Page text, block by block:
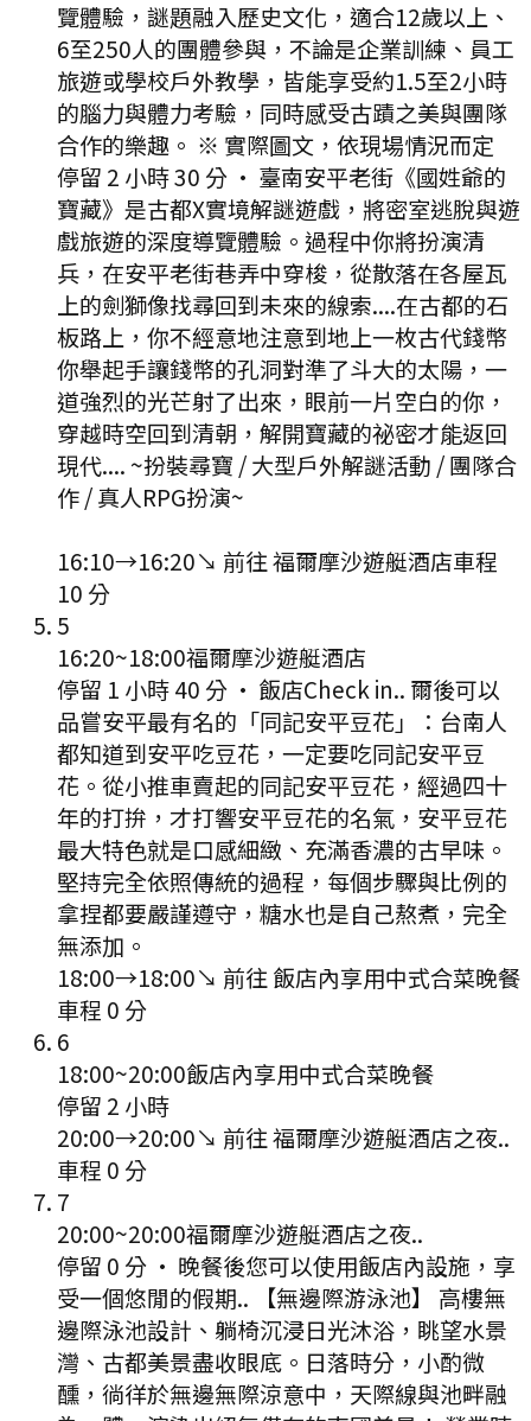
覽體驗，謎題融入歷史文化，適合12歲以上、
6至250人的團體參與，不論是企業訓練、員工
旅遊或學校戶外教學，皆能享受約1.5至2小時
的腦力與體力考驗，同時感受古蹟之美與團隊
合作的樂趣。 ※ 實際圖文，依現場情況而定
停留 2 小時 30 分 · 臺南安平老街《國姓爺的
寶藏》是古都X實境解謎遊戲，將密室逃脫與遊
戲旅遊的深度導覽體驗。過程中你將扮演清
兵，在安平老街巷弄中穿梭，從散落在各屋瓦
上的劍獅像找尋回到未來的線索....在古都的石
板路上，你不經意地注意到地上一枚古代錢幣
你舉起手讓錢幣的孔洞對準了斗大的太陽，一
道強烈的光芒射了出來，眼前一片空白的你，
穿越時空回到清朝，解開寶藏的祕密才能返回
現代.... ~扮裝尋寶 / 大型戶外解謎活動 / 團隊合
作 / 真人RPG扮演~
16:10→16:20↘ 前往福爾摩沙遊艇酒店車程
10 分
5
16:20~18:00福爾摩沙遊艇酒店
停留 1 小時 40 分 · 飯店Check in.. 爾後可以
品嘗安平最有名的「同記安平豆花」：台南人
都知道到安平吃豆花，一定要吃同記安平豆
花。從小推車賣起的同記安平豆花，經過四十
年的打拚，才打響安平豆花的名氣，安平豆花
最大特色就是口感細緻、充滿香濃的古早味。
堅持完全依照傳統的過程，每個步驟與比例的
拿捏都要嚴謹遵守，糖水也是自己熬煮，完全
無添加。
18:00→18:00↘ 前往 飯店內享用中式合菜晚餐
車程 0 分
6
18:00~20:00飯店內享用中式合菜晚餐
停留 2 小時
20:00→20:00↘ 前往福爾摩沙遊艇酒店之夜..
車程 0 分
7
20:00~20:00福爾摩沙遊艇酒店之夜..
停留 0 分 · 晚餐後您可以使用飯店內設施，享
受一個悠閒的假期.. 【無邊際游泳池】 高樓無
邊際泳池設計、躺椅沉浸日光沐浴，眺望水景
灣、古都美景盡收眼底。日落時分，小酌微
醺，徜徉於無邊無際涼意中，天際線與池畔融